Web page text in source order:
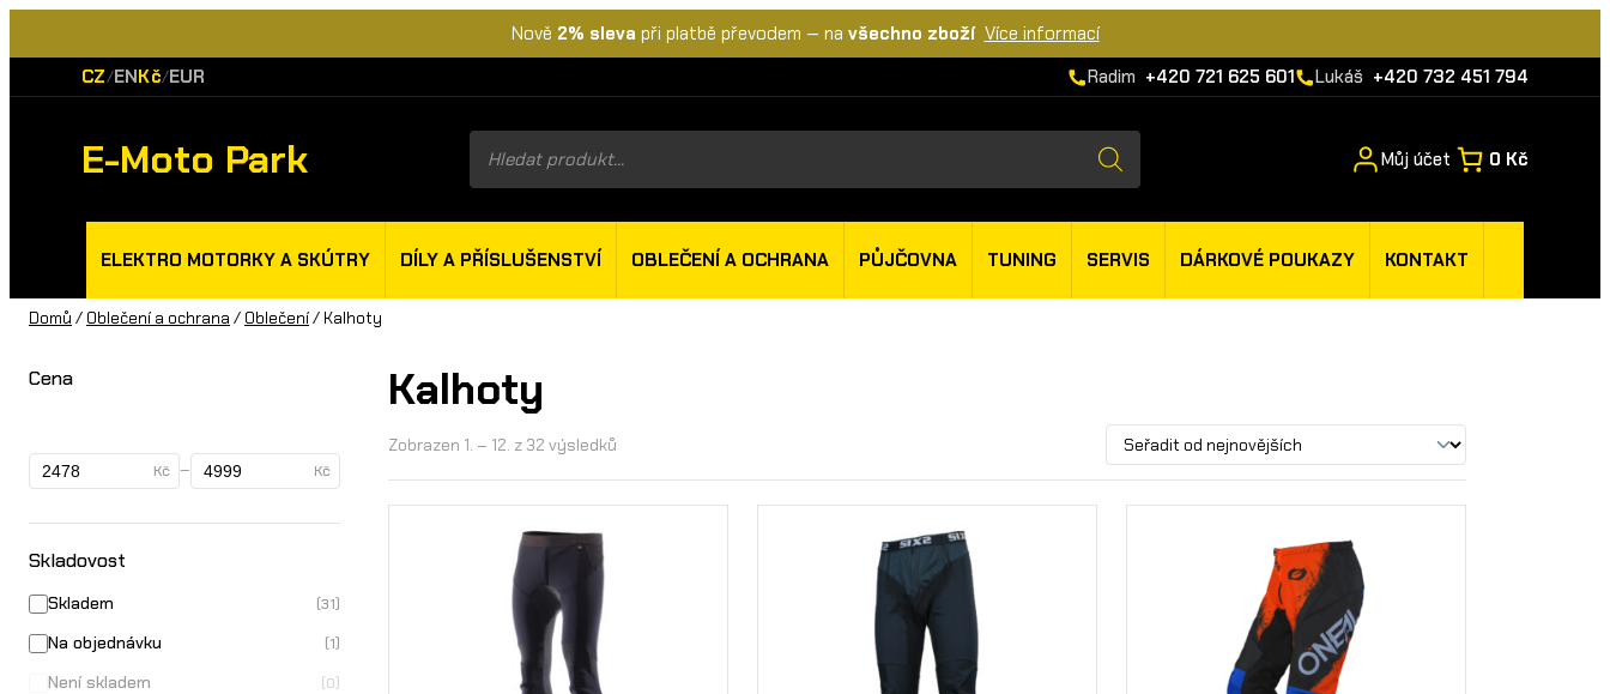
Nově 2% sleva při platbě převodem — na všechno zboží Více informací
CZ/ENKč/EUR Radim +420 721 625 601 Lukáš +420 732 451 794
E-Moto Park
Products
search
Můj účet 0 Kč
ELEKTRO MOTORKY A SKÚTRY DÍLY A PŘÍSLUŠENSTVÍ OBLEČENÍ A OCHRANA PŮJČOVNA TUNING SERVIS DÁRKOVÉ POUKAZY KONTAKT
Domů / Oblečení a ochrana / Oblečení/ Kalhoty
Cena
Kč – Kč
Skladovost
Skladem (31)
Na objednávku (1)
Není skladem (0)
Kalhoty
Zobrazen 1. – 12. z 32 výsledků